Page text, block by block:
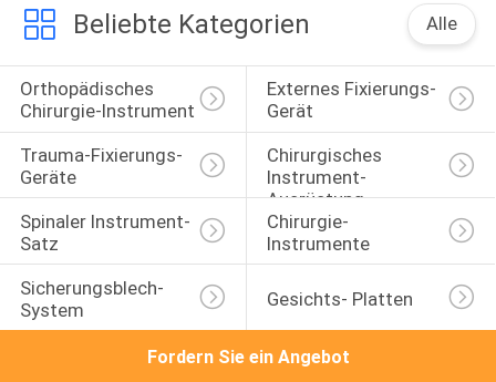
Beliebte Kategorien Alle
Orthopädisches
Chirurgie-Instrument
Externes Fixierungs-
Gerät
Trauma-Fixierungs-
Geräte
Chirurgisches
Instrument-
Ausrüstung
Spinaler Instrument-
Satz
Chirurgie-
Instrumente
Sicherungsblech-
System
Gesichts- Platten
Fordern Sie ein Angebot